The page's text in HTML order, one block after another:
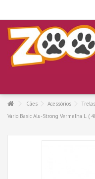
Cães Acessórios
Vario Basic Alu-Strong Vermelha L (